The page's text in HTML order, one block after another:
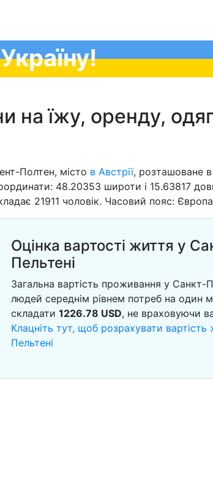
на їжу, оренду, одяг
Полтен, місто в Австрії, розташоване в
48.20353 широти і 15.63817
21911 чоловік. Часовий пояс:
Оцінка вартості життя у
Пельтені
Загальна вартість проживання у Санкт-
людей середнім рівнем потреб на один
складати 1226.78 USD, не враховуючи
Клацніть тут, щоб розрахувати
Пельтені